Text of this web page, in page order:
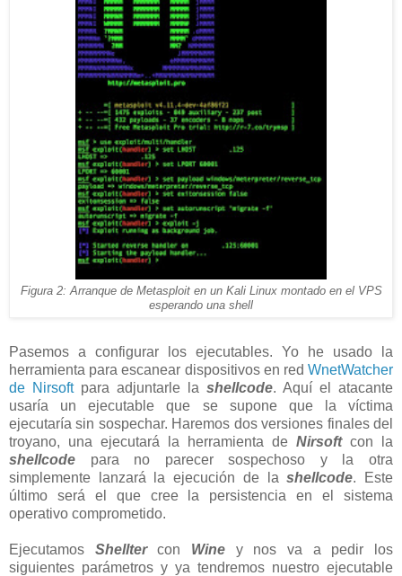
Figura 2: Arranque de Metasploit en un Kali Linux montado en el VPS
esperando una shell
Pasemos a configurar los ejecutables. Yo he usado la
herramienta para escanear dispositivos en red WnetWatcher
de Nirsoftpara adjuntarle la shellcode. Aquí el atacante
usaría un ejecutable que se supone que la víctima
ejecutaría sin sospechar. Haremos dos versiones finales del
troyano, una ejecutará la herramienta de Nirsoftcon la
shellcode para no parecer sospechoso y la otra
simplemente lanzará la ejecución de lashellcode. Este
último será el que cree la persistencia en el sistema
operativo comprometido.
Ejecutamos Shelltercon Wine y nos va a pedir los
siguientes parámetros y ya tendremos nuestro ejecutable